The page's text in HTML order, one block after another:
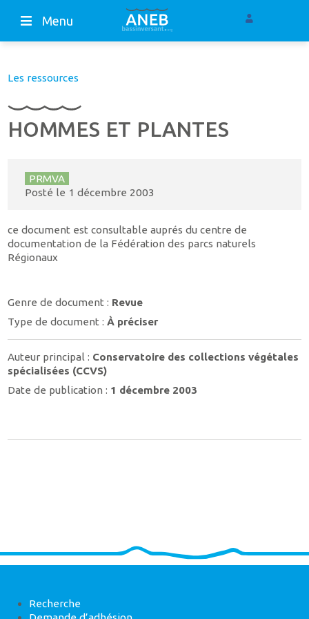
Menu
Les ressources
HOMMES ET PLANTES
PRMVA
Posté le 1 décembre 2003
ce document est consultable auprés du centre de
documentation de la Fédération des parcs naturels
Régionaux
Genre de document : Revue
Type de document :À préciser
Auteur principal : Conservatoire des collections végétales
spécialisées (CCVS)
Date de publication : 1 décembre 2003
Recherche